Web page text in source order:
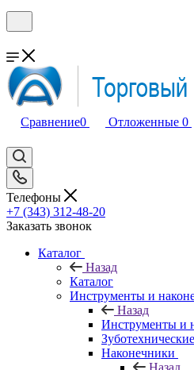
Сравнение0 Отложенные 0
Телефоны
+7 (343) 312-48-20
Заказать звонок
Каталог
Назад
Каталог
Инструменты и
Назад
Инструменты и
Наконечники
Назад